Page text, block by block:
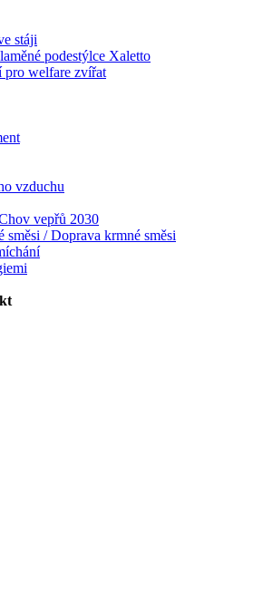
stáji
podestýlce Xaletto
pro welfare zvířat
vzduchu
vepřů 2030
směsi / Doprava krmné směsi